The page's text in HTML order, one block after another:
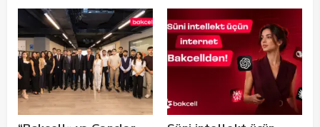
təqdim edilir
olub — FOTO